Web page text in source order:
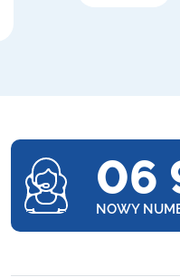
06
NOWY